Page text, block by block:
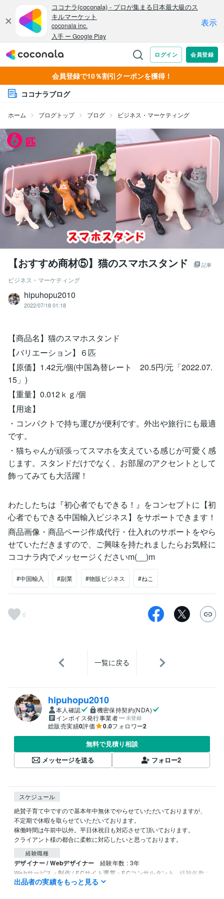
会員登録で10％割引クーポンを獲得！
ココナラブログ
ホーム ブログトップ ブログ ビジネス・マーケティング
【おすすめ商材⑤】猫のスマホスタンド 記事
ビジネス・マーケティング
hipuhopu2010
2022/07/18 01:18
【商品名】猫のスマホスタンド
【バリエーション】６匹
【原価】1.42元/個(中国為替レート 20.5円/元「2022.07.
15」)
【重量】0.012ｋｇ/個
【用途】
・コンパクトで持ち運びが便利です。外出や旅行にも最適
です。
・猫ちゃんが頑張ってスマホを支えている感じが可愛く感
じます。スタンドだけでなく、お部屋のアクセントとして
飾ってみても大活躍！
わたしたちは『初心者でもできる！』をコンセプトに【初
心者でもできる中国輸入ビジネス】をサポートできます！
商品画像・商品ページ作成代行・仕入れのサポートをやら
せていただきますので、ご興味を持たれましたらお気軽に
ココナラ内でメッセージくださいm(__)m
#中国輸入 #副業 #物販ビジネス #ねこ
6
一覧に戻る
hipuhopu2010
本人確認
機密保持契約(NDA)
インボイス発行事業者
未登録
総販売実績0評価 0.0フォロワー2
無料で見積り相談
メッセージを送る
フォロー2
スケジュール
絶賛子育て中ですので基本年中無休でやらせていただいておりますが、
不定期で休暇を取らせていただいております。
稼働時間は午前中以外。平日休祝日も対応させて頂いております。
経験職種
デザイナー / Webデザイナー 経験年数 : 3年
Webサービス・制作 / ECサイト運営・ECコンサルタント
経験年数 :
10年
出品者の実績をもっと見る